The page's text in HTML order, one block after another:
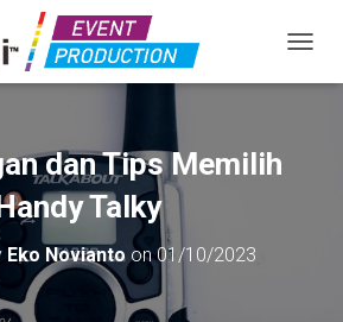
dan Tips Memilih
Talky
Eko Novianto on01/10/2023